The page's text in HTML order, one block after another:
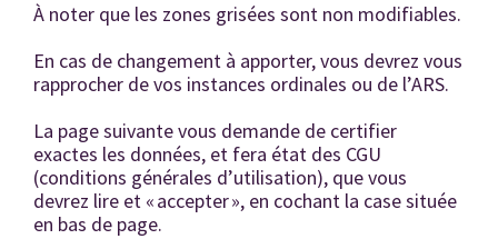
À noter que les zones grisées sont non modifiables.
En cas de changement à apporter, vous devrez vous
rapprocher de vos instances ordinales ou de l’ARS.
La page suivante vous demande de certifier
exactes les données, et fera état des CGU
(conditions générales d’utilisation), que vous
devrez lire et « accepter », en cochant la case située
en bas de page.